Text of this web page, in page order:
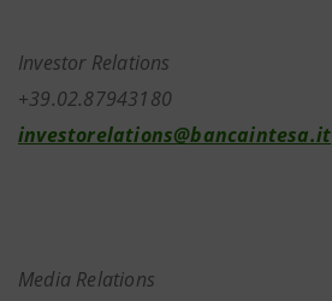
Investor Relations
+39.02.87943180
investorelations@bancaintesa.it
Media Relations